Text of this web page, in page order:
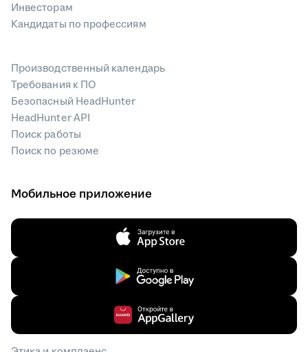
Инвесторам
Кандидаты по профессиям
Производственный календарь
Требования к ПО
Безопасный HeadHunter
HeadHunter API
Поиск работы
Поиск по резюме
Мобильное приложение